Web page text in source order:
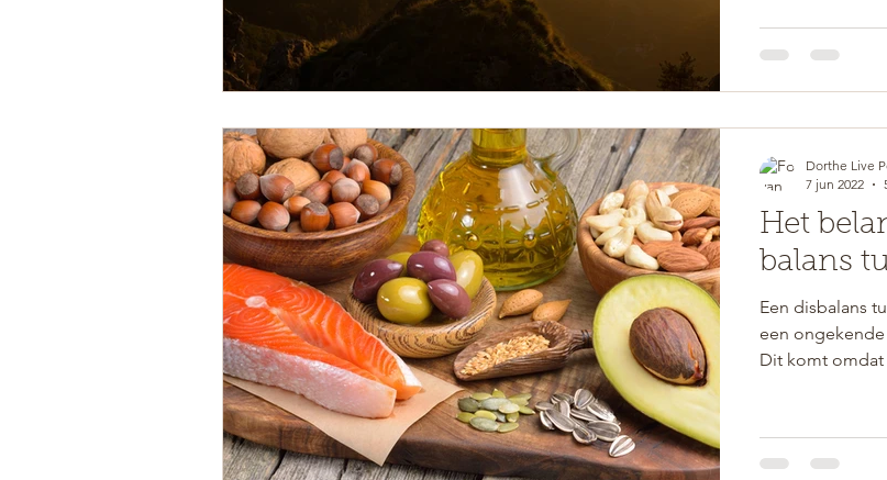
Het
balans
Een disbalans
een
Dit komt omdat
Dorthe Live
7 jun 2022